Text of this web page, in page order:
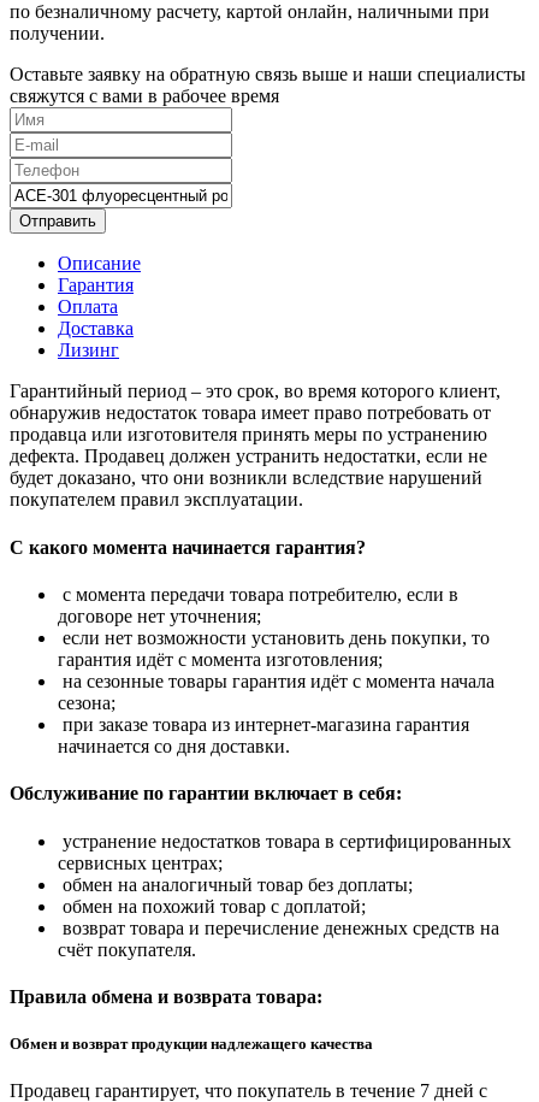
по безналичному расчету, картой онлайн, наличными при
получении.
Оставьте заявку на обратную связь выше и наши специалисты
свяжутся с вами в рабочее время
Отправить
Описание
Гарантия
Оплата
Доставка
Лизинг
Гарантийный период – это срок, во время которого клиент,
обнаружив недостаток товара имеет право потребовать от
продавца или изготовителя принять меры по устранению
дефекта. Продавец должен устранить недостатки, если не
будет доказано, что они возникли вследствие нарушений
покупателем правил эксплуатации.
С какого момента начинается гарантия?
с момента передачи товара потребителю, если в
договоре нет уточнения;
если нет возможности установить день покупки, то
гарантия идёт с момента изготовления;
на сезонные товары гарантия идёт с момента начала
сезона;
при заказе товара из интернет-магазина гарантия
начинается со дня доставки.
Обслуживание по гарантии включает в себя:
устранение недостатков товара в сертифицированных
сервисных центрах;
обмен на аналогичный товар без доплаты;
обмен на похожий товар с доплатой;
возврат товара и перечисление денежных средств на
счёт покупателя.
Правила обмена и возврата товара:
Обмен и возврат продукции надлежащего качества
Продавец гарантирует, что покупатель в течение 7 дней с